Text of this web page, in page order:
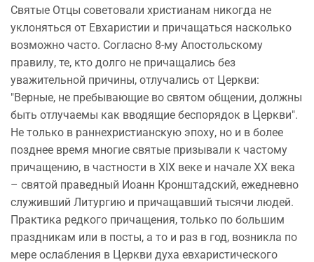
Святые Отцы советовали христианам никогда не
уклоняться от Евхаристии и причащаться насколько
возможно часто. Согласно 8-му Апостольскому
правилу, те, кто долго не причащались без
уважительной причины, отлучались от Церкви:
"Верные, не пребывающие во святом общении, должны
быть отлучаемы как вводящие беспорядок в Церкви".
Не только в раннехристианскую эпоху, но и в более
позднее время многие святые призывали к частому
причащению, в частности в XIX веке и начале XX века
– святой праведный Иоанн Кронштадский, ежедневно
служивший Литургию и причащавший тысячи людей.
Практика редкого причащения, только по большим
праздникам или в посты, а то и раз в год, возникла по
мере ослабления в Церкви духа евхаристического